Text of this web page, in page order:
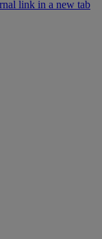
link in a new tab